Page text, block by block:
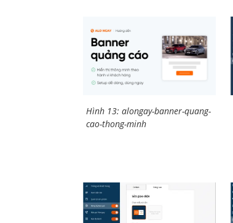
Hình 13: alongay-banner-quang-
cao-thong-minh